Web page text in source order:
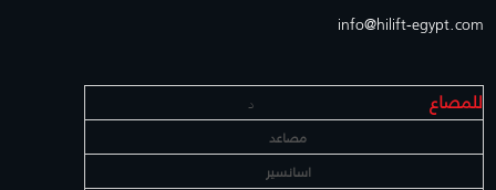
info@hilift-egypt.com
للمصاع
د
مصاعد
اسانسير